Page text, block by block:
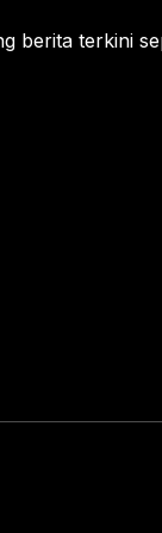
berita terkini